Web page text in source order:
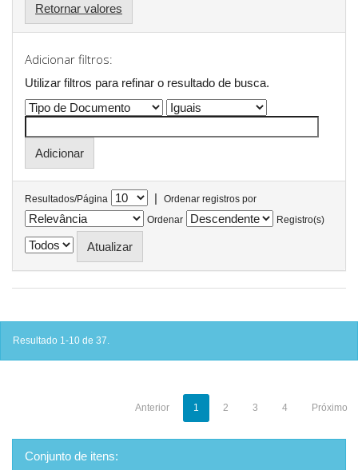
Retornar valores
Adicionar filtros:
Utilizar filtros para refinar o resultado de busca.
Resultados/Página |
Ordenar registros por
Ordenar
Registro(s)
Resultado 1-10 de 37.
Anterior 1 2 3 4 Próximo
Conjunto de itens: